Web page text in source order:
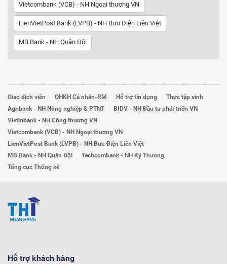
Vietcombank (VCB) - NH Ngoại thương VN
LienVietPost Bank (LVPB) - NH Bưu Điện Liên Việt
MB Bank - NH Quân Đội
Giao dịch viên QHKH Cá nhân-RM Hỗ trợ tín dụng
Thực tập sinh
Agribank - NH Nông nghiệp & PTNT
BIDV - NH Đầu tư phát triển VN
Vietinbank - NH Công thương VN
Vietcombank (VCB) - NH Ngoại thương VN
LienVietPost Bank (LVPB) - NH Bưu Điện Liên Việt
MB Bank - NH Quân Đội
Techcombank - NH Kỹ Thương
Tổng cục Thống kê
Hỗ trợ khách hàng